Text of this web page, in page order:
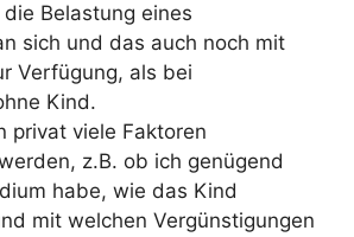
Belastung eines
sich und das auch noch mit
Verfügung, als bei
Kind.
privat viele Faktoren
z.B. ob ich genügend
habe, wie das Kind
mit welchen Vergünstigungen